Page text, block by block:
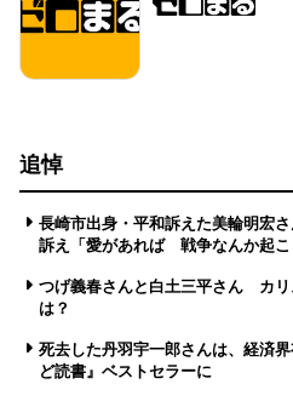
追悼
長崎市出身・平和訴えた美輪明宏
訴え「愛があれば 戦争なんか起こ
つげ義春さんと白土三平さん カリ
は？
死去した丹羽宇一郎さんは、経済
ど読書』ベストセラーに